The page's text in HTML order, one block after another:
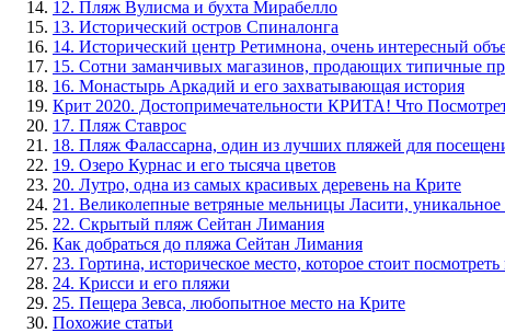
12. Пляж Вулисма и бухта Мирабелло
13. Исторический остров Спиналонга
14. Исторический центр Ретимнона, очень интересный
15. Сотни заманчивых магазинов, продающих типичные
16. Монастырь Аркадий и его захватывающая история
Крит 2020. Достопримечательности КРИТА! Что
17. Пляж Ставрос
18. Пляж Фалассарна, один из лучших пляжей для
19. Озеро Курнас и его тысяча цветов
20. Лутро, одна из самых красивых деревень на Крите
21. Великолепные ветряные мельницы Ласити, уникальное
22. Скрытый пляж Сейтан Лимания
Как добраться до пляжа Сейтан Лимания
23. Гортина, историческое место, которое стоит
24. Крисси и его пляжи
25. Пещера Зевса, любопытное место на Крите
Похожие статьи